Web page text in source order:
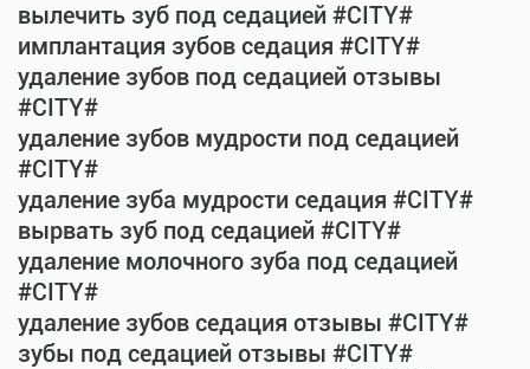
вылечить зуб под седацией #CITY#
имплантация зубов седация #CITY#
удаление зубов под седацией отзывы
#CITY#
удаление зубов мудрости под седацией
#CITY#
удаление зуба мудрости седация #CITY#
вырвать зуб под седацией #CITY#
удаление молочного зуба под седацией
#CITY#
удаление зубов седация отзывы #CITY#
зубы под седацией отзывы #CITY#